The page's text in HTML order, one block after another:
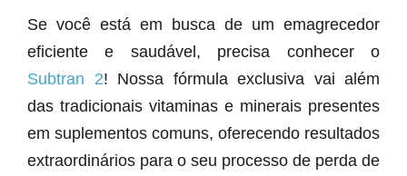
Se você está em busca de um emagrecedor
eficiente e saudável, precisa conhecer o
Subtran 2! Nossa fórmula exclusiva vai além
das tradicionais vitaminas e minerais presentes
em suplementos comuns, oferecendo resultados
extraordinários para o seu processo de perda de